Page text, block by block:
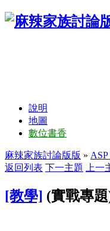
說明
地圖
數位書香
麻辣家族討論版版 »
返回列表 下一主題 上一
[教學] (實戰專